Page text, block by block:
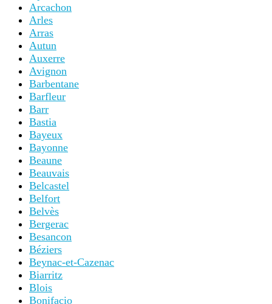
Arcachon
Arles
Arras
Autun
Auxerre
Avignon
Barbentane
Barfleur
Barr
Bastia
Bayeux
Bayonne
Beaune
Beauvais
Belcastel
Belfort
Belvès
Bergerac
Besancon
Béziers
Beynac-et-Cazenac
Biarritz
Blois
Bonifacio